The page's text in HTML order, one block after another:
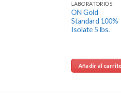
LABORATORIOS
ON Gold
Standard 100%
Isolate 5 lbs.
Añadir al carrito